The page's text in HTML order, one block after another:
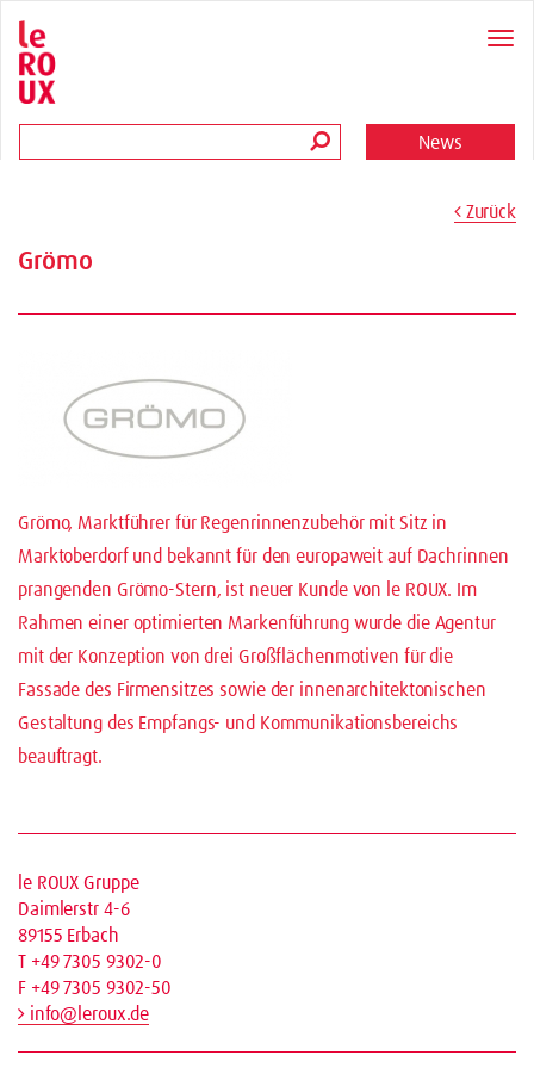
News
Zurück
Grömo
Grömo, Marktführer für Regenrinnenzubehör mit Sitz in
Marktoberdorf und bekannt für den europaweit auf Dachrinnen
prangenden Grömo-Stern, ist neuer Kunde von le ROUX. Im
Rahmen einer optimierten Markenführung wurde die Agentur
mit der Konzeption von drei Großflächenmotiven für die
Fassade des Firmensitzes sowie der innenarchitektonischen
Gestaltung des Empfangs- und Kommunikationsbereichs
beauftragt.
le ROUX Gruppe
Daimlerstr 4-6
89155 Erbach
T +49 7305 9302-0
F +49 7305 9302-50
info@leroux.de